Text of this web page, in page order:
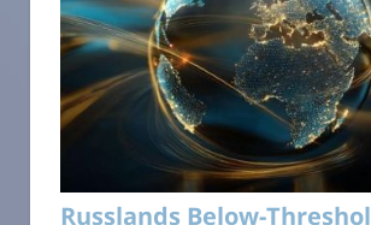
Russlands Below-